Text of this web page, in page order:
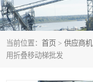
当前位置： 首页 > 供应商机
用折叠移动梯批发